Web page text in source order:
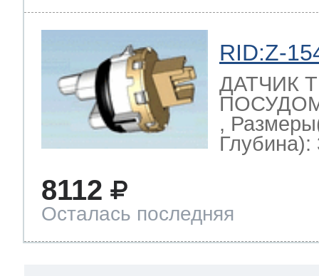
RID:Z-
ДАТЧИК
,
Глубина):
8112
Осталась последняя